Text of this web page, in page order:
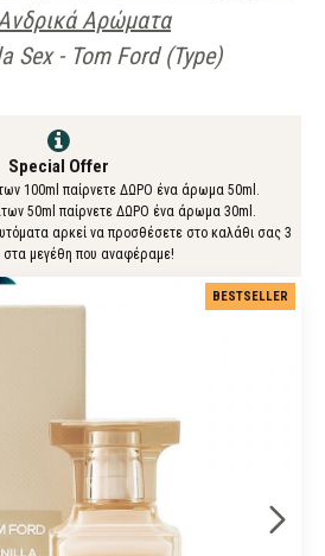
Αρώματα
Sex - Tom Ford (Type)
Special Offer
100ml παίρνετε ΔΩΡΟ ένα άρωμα 50ml.
50ml παίρνετε ΔΩΡΟ ένα άρωμα 30ml.
αρκεί να προσθέσετε στο καλάθι σας 3
μεγέθη που αναφέραμε!
BESTSELLER